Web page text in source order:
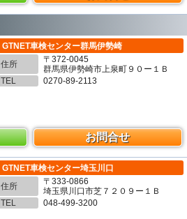
GTNET車検センター群馬伊勢崎
住所
〒372-0045
群馬県伊勢崎市上泉町９０ー１Ｂ
TEL
0270-89-2113
お問合せ
GTNET車検センター埼玉川口
住所
〒333-0866
埼玉県川口市芝７２０９ー１Ｂ
TEL
048-499-3200